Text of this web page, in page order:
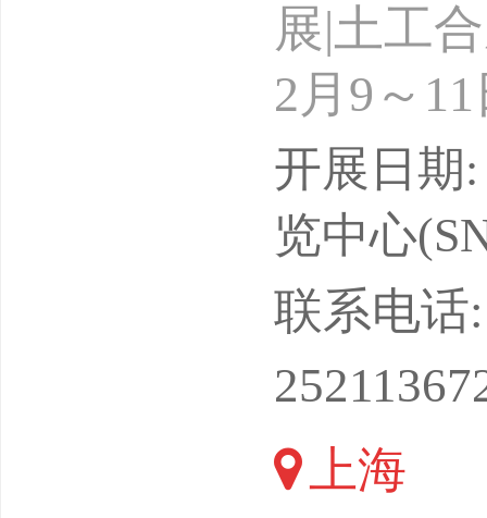
展|土工
2月9～
办：
近年来
设、能
成材料
合土工
材料等
开展日期
览中心
联系电话
上海